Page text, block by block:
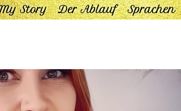
Story Der Ablauf Sprachen